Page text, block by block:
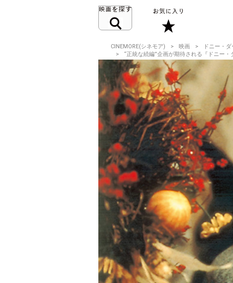
CINEMORE(シネモア) 映画
ドニー・ダ
“正統な続編”企画が期待される『ドニー